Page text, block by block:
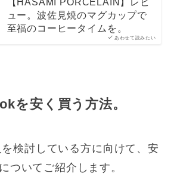
あわせて読みたい
ュー。波佐見焼のマグカップで
至福のコーヒータイムを。
を安く買う方法。
検討している方に向けて、安
ついてご紹介します。